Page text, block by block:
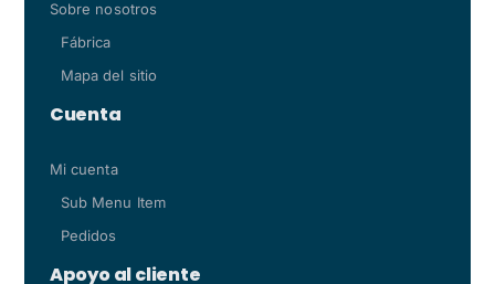
Sobre nosotros
Fábrica
Mapa del sitio
Cuenta
Mi cuenta
Sub Menu Item
Pedidos
Apoyo al cliente